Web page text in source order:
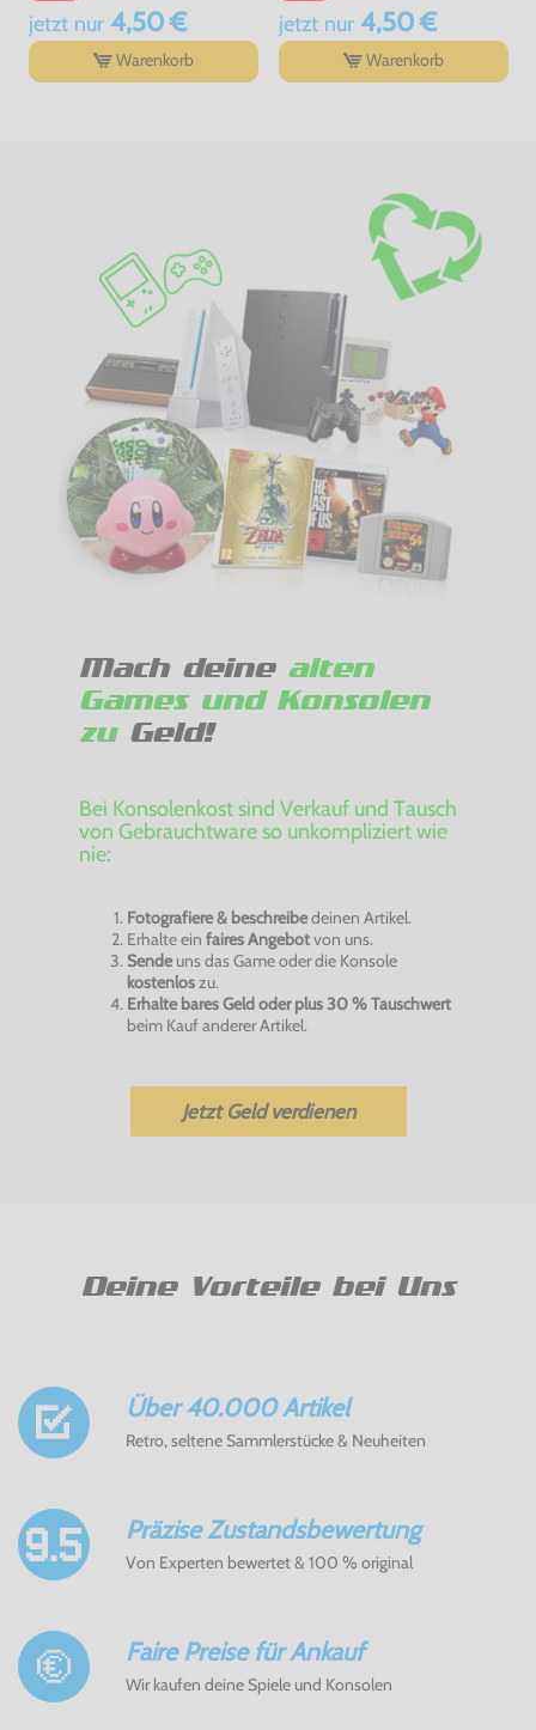
jetzt nur4,50 €
Warenkorb
jetzt nur4,50 €
Warenkorb
Mach deine alten
Games und Konsolen
zuGeld!
Bei Konsolenkost sind Verkauf und Tausch
von Gebrauchtware so unkompliziert wie
nie:
Fotografiere & beschreibedeinen Artikel.
Erhalte ein faires Angebotvon uns.
Sendeuns das Game oder die Konsole
kostenloszu.
Erhalte bares Geld oder plus 30 % Tauschwert
beim Kauf anderer Artikel.
Jetzt Geld verdienen
Deine Vorteile bei Uns
Über 40.000 Artikel
Retro, seltene Sammlerstücke & Neuheiten
Präzise Zustandsbewertung
Von Experten bewertet & 100 % original
Faire Preise für Ankauf
Wir kaufen deine Spiele und Konsolen